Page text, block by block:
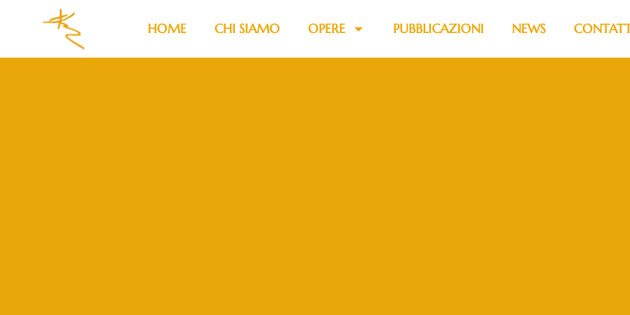
HOME CHI SIAMO OPERE PUBBLICAZIONI NEWS